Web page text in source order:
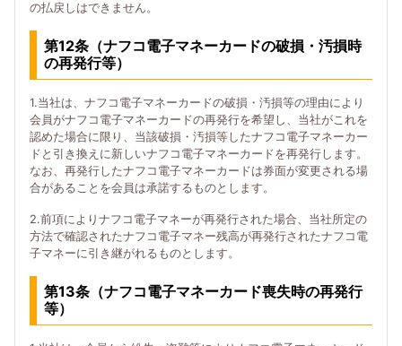
の払戻しはできません。
第12条（ナフコ電子マネーカードの破損・汚損時
の再発行等）
1.当社は、ナフコ電子マネーカードの破損・汚損等の理由により
会員がナフコ電子マネーカードの再発行を希望し、当社がこれを
認めた場合に限り、当該破損・汚損等したナフコ電子マネーカー
ドと引き換えに新しいナフコ電子マネーカードを再発行します。
なお、再発行したナフコ電子マネーカードは券面が変更される場
合があることを会員は承諾するものとします。
2.前項によりナフコ電子マネーが再発行された場合、当社所定の
方法で確認されたナフコ電子マネー残高が再発行されたナフコ電
子マネーに引き継がれるものとします。
第13条（ナフコ電子マネーカード喪失時の再発行
等）